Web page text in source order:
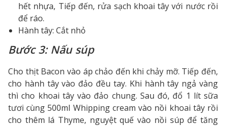
hết nhựa, Tiếp đến, rửa sạch khoai tây với nước rồi
để ráo.
Hành tây: Cắt nhỏ
Bước 3: Nấu súp
Cho thịt Bacon vào áp chảo đến khi chảy mỡ. Tiếp đến,
cho hành tây vào đảo đều tay. Khi hành tây ngả vàng
thì cho khoai tây vào đảo chung. Sau đó, đổ 1 lít sữa
tươi cùng 500ml Whipping cream vào nồi khoai tây rồi
cho thêm lá Thyme, nguyệt quế vào nồi súp để tăng